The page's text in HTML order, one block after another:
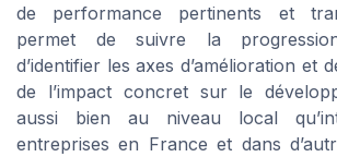
de performance pertinents et
permet de suivre la
d’identifier les axes d’amélioration et
de l’impact concret sur le
aussi bien au niveau local
entreprises en France et dans